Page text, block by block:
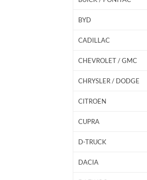
BYD
CADILLAC
CHEVROLET / GMC
CHRYSLER / DODGE
CITROEN
CUPRA
D-TRUCK
DACIA